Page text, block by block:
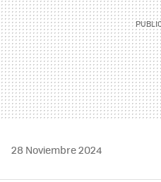
28 Noviembre 2024